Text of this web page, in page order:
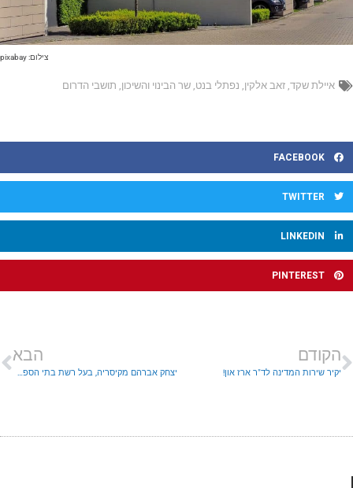
צילום: pixabay
איילת שקד, זאב אלקין, נפתלי בנט, שר הבינוי והשיכון, תושבי הדרום
FACEBOOK
TWITTER
LINKEDIN
PINTEREST
הקודם
יקיר שירות המדינה לד"ר ארז און!
הבא
יצחק אברהם מקיסריה, בעל רשת בתי הספר לנהיגה "איציק אברהם" נעצר על העלמת מס